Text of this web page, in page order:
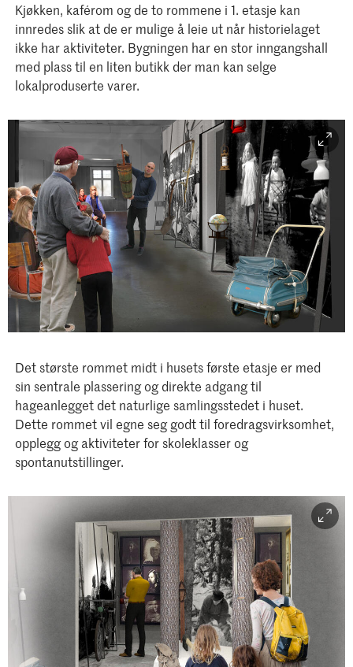
Kjøkken, kaférom og de to rommene i 1. etasje kan
innredes slik at de er mulige å leie ut når historielaget
ikke har aktiviteter. Bygningen har en stor inngangshall
med plass til en liten butikk der man kan selge
lokalproduserte varer.
Det største rommet midt i husets første etasje er med
sin sentrale plassering og direkte adgang til
hageanlegget det naturlige samlingsstedet i huset.
Dette rommet vil egne seg godt til foredragsvirksomhet,
opplegg og aktiviteter for skoleklasser og
spontanutstillinger.